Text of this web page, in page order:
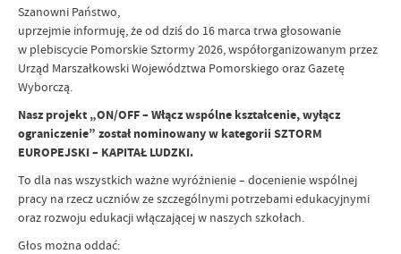
Szanowni Państwo,
uprzejmie informuję, że od dziś do 16 marca trwa głosowanie
w plebiscycie Pomorskie Sztormy 2026, współorganizowanym przez
Urząd Marszałkowski Województwa Pomorskiego oraz Gazetę
Wyborczą.
Nasz projekt „ON/OFF – Włącz wspólne kształcenie, wyłącz
ograniczenie” został nominowany w kategorii SZTORM
EUROPEJSKI – KAPITAŁ LUDZKI.
To dla nas wszystkich ważne wyróżnienie – docenienie wspólnej
pracy na rzecz uczniów ze szczególnymi potrzebami edukacyjnymi
oraz rozwoju edukacji włączającej w naszych szkołach.
Głos można oddać: